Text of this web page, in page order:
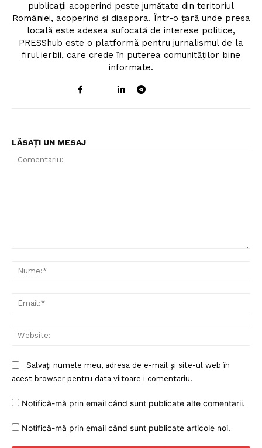
publicații acoperind peste jumătate din teritoriul
României, acoperind și diaspora. Într-o țară unde presa
locală este adesea sufocată de interese politice,
PRESShub este o platformă pentru jurnalismul de la
firul ierbii, care crede în puterea comunităților bine
informate.
LĂSAȚI UN MESAJ
Salvați numele meu, adresa de e-mail și site-ul web în
acest browser pentru data viitoare i comentariu.
Notifică-mă prin email când sunt publicate alte comentarii.
Notifică-mă prin email când sunt publicate articole noi.